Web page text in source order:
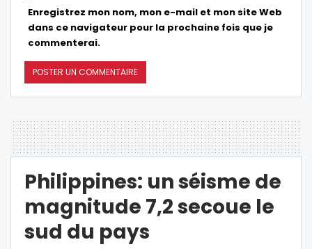
Enregistrez mon nom, mon e-mail et mon site Web
dans ce navigateur pour la prochaine fois que je
commenterai.
Philippines: un séisme de
magnitude 7,2 secoue le
sud du pays